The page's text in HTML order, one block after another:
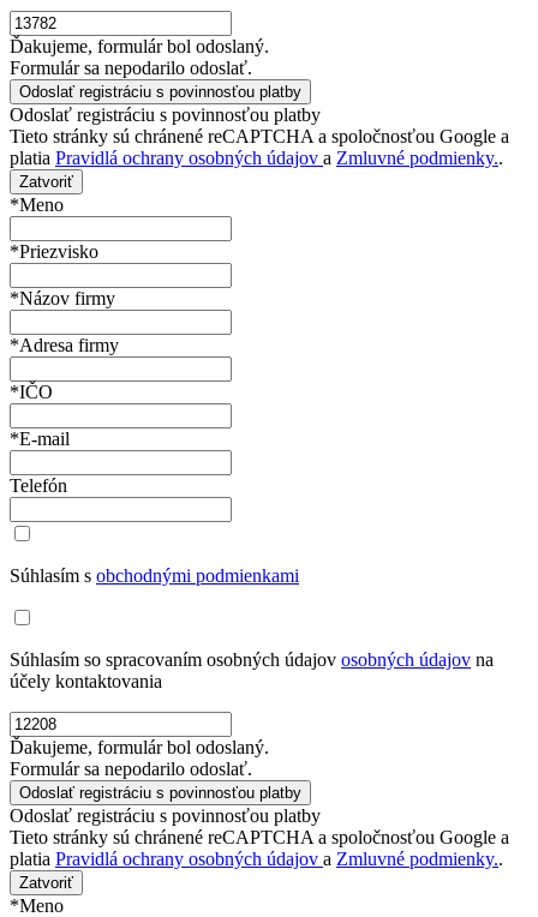
Ďakujeme, formulár bol odoslaný.
Formulár sa nepodarilo odoslať.
Odoslať registráciu s povinnosťou platby
Tieto stránky sú chránené reCAPTCHA a spoločnosťou Google a
platia Pravidlá ochrany osobných údajov a Zmluvné podmienky..
Zatvoriť
*Meno
*Priezvisko
*Názov firmy
*Adresa firmy
*IČO
*E-mail
Telefón
Súhlasím s obchodnými podmienkami
Súhlasím so spracovaním osobných údajov osobných údajov na
účely kontaktovania
Ďakujeme, formulár bol odoslaný.
Formulár sa nepodarilo odoslať.
Odoslať registráciu s povinnosťou platby
Tieto stránky sú chránené reCAPTCHA a spoločnosťou Google a
platia Pravidlá ochrany osobných údajov a Zmluvné podmienky..
Zatvoriť
*Meno